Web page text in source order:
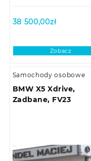
38 500,00zł
Zobacz
Samochody osobowe
BMW X5 Xdrive,
Zadbane, FV23